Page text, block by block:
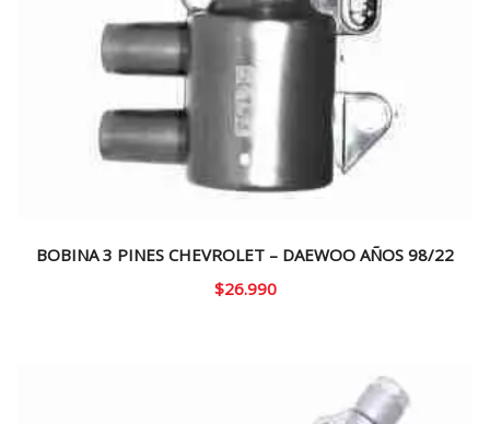
BOBINA 3 PINES CHEVROLET – DAEWOO AÑOS 98/22
$26.990